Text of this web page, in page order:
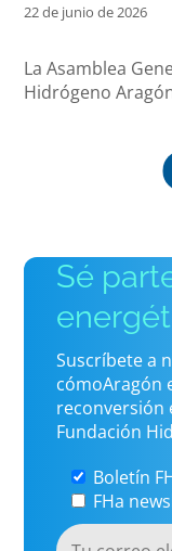
22 de junio de 2026
La Asamblea
Hidrógeno
Sé
Suscríbete a
cómoAragón
reconversión
Fundación
Boletín
FHa